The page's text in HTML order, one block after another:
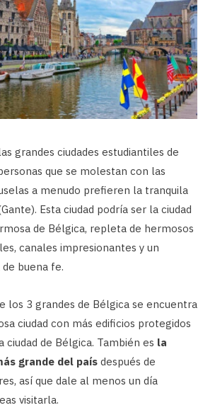
grandes ciudades estudiantiles de
que se molestan con las
a menudo prefieren la tranquila
Esta ciudad podría ser la ciudad
de Bélgica, repleta de hermosos
canales impresionantes y un
buena fe.
los 3 grandes de Bélgica se encuentra
ciudad con más edificios protegidos
ciudad de Bélgica. También es la
grande del país después de
así que dale al menos un día
visitarla.